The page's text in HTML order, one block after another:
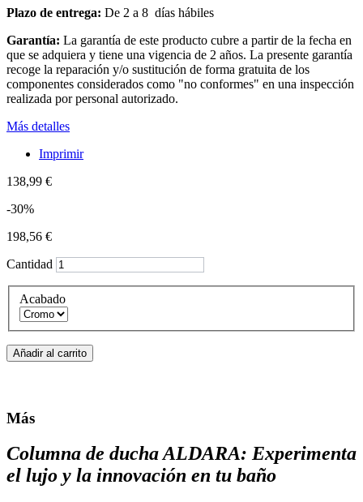
Plazo de entrega: De 2 a 8 días hábiles
Garantía: La garantía de este producto cubre a partir de la fecha en
que se adquiera y tiene una vigencia de 2 años. La presente garantía
recoge la reparación y/o sustitución de forma gratuita de los
componentes considerados como "no conformes" en una inspección
realizada por personal autorizado.
Más detalles
Imprimir
138,99 €
-30%
198,56 €
Cantidad
Acabado
Añadir al carrito
Más
Columna de ducha ALDARA: Experimenta
el lujo y la innovación en tu baño